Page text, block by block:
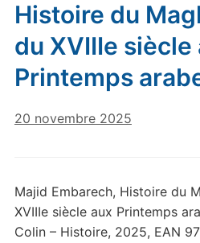
Histoire du
du XVIIIe siècle
Printemps
20 novembre 2025
Majid Embarech, Histoire du
XVIIIe siècle aux Printemps
Colin – Histoire, 2025, EAN